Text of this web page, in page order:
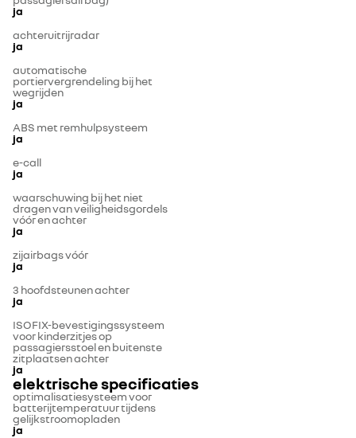
ja
achteruitrijradar
ja
automatische
portiervergrendeling bij het
wegrijden
ja
ABS met remhulpsysteem
ja
e-call
ja
waarschuwing bij het niet
dragen van veiligheidsgordels
vóór en achter
ja
zijairbags vóór
ja
3 hoofdsteunen achter
ja
ISOFIX-bevestigingssysteem
voor kinderzitjes op
passagiersstoel en buitenste
zitplaatsen achter
ja
elektrische specificaties
optimalisatiesysteem voor
batterijtemperatuur tijdens
gelijkstroomopladen
ja